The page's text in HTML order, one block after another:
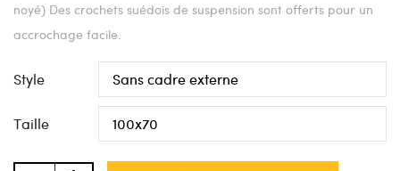
noyé) Des crochets suédois de suspension sont offerts pour un
accrochage facile.
Style
Taille